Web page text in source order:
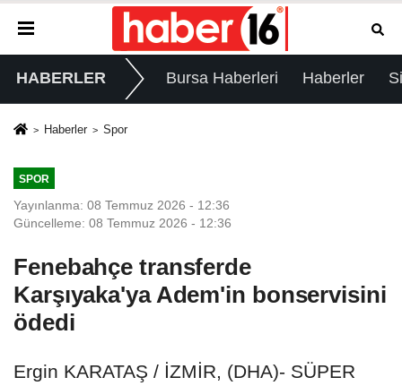
HABERLER Bursa Haberleri Haberler
Haberler Spor
SPOR
Yayınlanma: 08 Temmuz 2026 - 12:36
Güncelleme: 08 Temmuz 2026 - 12:36
Fenebahçe transferde
Karşıyaka'ya Adem'in bonservisini
ödedi
Ergin KARATAŞ / İZMİR, (DHA)- SÜPER